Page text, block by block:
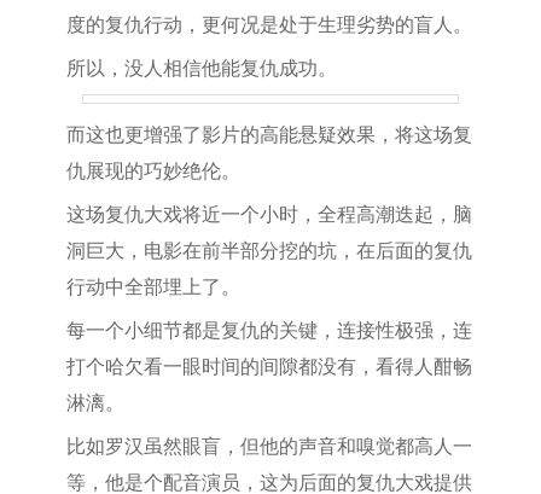
度的复仇行动，更何况是处于生理劣势的盲人。
所以，没人相信他能复仇成功。
而这也更增强了影片的高能悬疑效果，将这场复
仇展现的巧妙绝伦。
这场复仇大戏将近一个小时，全程高潮迭起，脑
洞巨大，电影在前半部分挖的坑，在后面的复仇
行动中全部埋上了。
每一个小细节都是复仇的关键，连接性极强，连
打个哈欠看一眼时间的间隙都没有，看得人酣畅
淋漓。
比如罗汉虽然眼盲，但他的声音和嗅觉都高人一
等，他是个配音演员，这为后面的复仇大戏提供